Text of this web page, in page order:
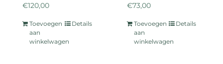
€120,00
Toevoegen
aan
winkelwagen
Details
€73,00
Toevoegen
aan
winkelwagen
Details